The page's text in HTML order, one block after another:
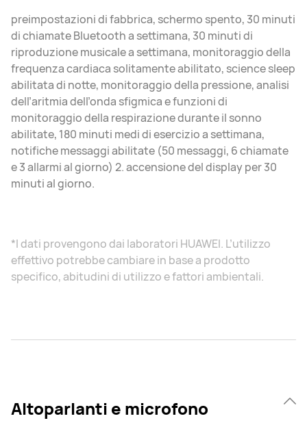
preimpostazioni di fabbrica, schermo spento, 30 minuti
di chiamate Bluetooth a settimana, 30 minuti di
riproduzione musicale a settimana, monitoraggio della
frequenza cardiaca solitamente abilitato, science sleep
abilitata di notte, monitoraggio della pressione, analisi
dell’aritmia dell’onda sfigmica e funzioni di
monitoraggio della respirazione durante il sonno
abilitate, 180 minuti medi di esercizio a settimana,
notifiche messaggi abilitate (50 messaggi, 6 chiamate
e 3 allarmi al giorno) 2. accensione del display per 30
minuti al giorno.
*I dati provengono dai laboratori HUAWEI. L’utilizzo
effettivo potrebbe cambiare in base a prodotto
specifico, abitudini di utilizzo e fattori ambientali.
Altoparlanti e microfono